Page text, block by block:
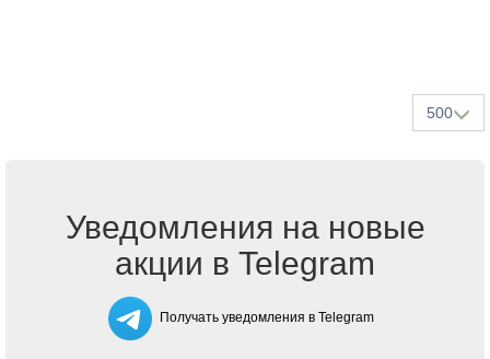
500
Уведомления на новые
акции в Telegram
Получать уведомления в Telegram